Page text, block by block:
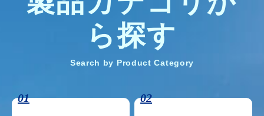
ら探す
Search by Product Category
01 02